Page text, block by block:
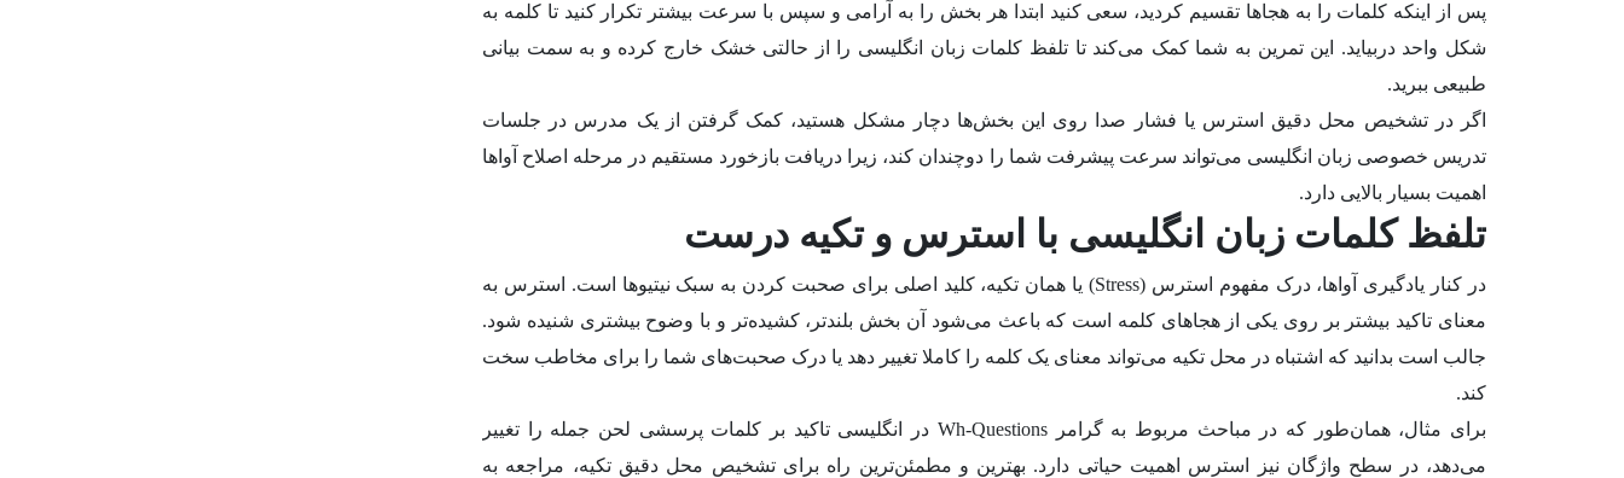
پس از اینکه کلمات را به هجاها تقسیم کردید، سعی کنید ابتدا هر بخش را به آرامی و سپس با سرعت بیشتر تکرار کنید تا کلمه به
شکل واحد دربیاید. این تمرین به شما کمک می‌کند تا تلفظ کلمات زبان انگلیسی را از حالتی خشک خارج کرده و به سمت بیانی
طبیعی ببرید.
اگر در تشخیص محل دقیق استرس یا فشار صدا روی این بخش‌ها دچار مشکل هستید، کمک گرفتن از یک مدرس در جلسات
تدریس خصوصی زبان انگلیسی می‌تواند سرعت پیشرفت شما را دوچندان کند، زیرا دریافت بازخورد مستقیم در مرحله اصلاح آواها
اهمیت بسیار بالایی دارد.
تلفظ کلمات زبان انگلیسی با استرس و تکیه درست
در کنار یادگیری آواها، درک مفهوم استرس (Stress) یا همان تکیه، کلید اصلی برای صحبت کردن به سبک نیتیوها است. استرس به
معنای تاکید بیشتر بر روی یکی از هجاهای کلمه است که باعث می‌شود آن بخش بلندتر، کشیده‌تر و با وضوح بیشتری شنیده شود.
جالب است بدانید که اشتباه در محل تکیه می‌تواند معنای یک کلمه را کاملا تغییر دهد یا درک صحبت‌های شما را برای مخاطب سخت
کند.
برای مثال، همان‌طور که در مباحث مربوط به گرامر Wh-Questions در انگلیسی تاکید بر کلمات پرسشی لحن جمله را تغییر
می‌دهد، در سطح واژگان نیز استرس اهمیت حیاتی دارد. بهترین و مطمئن‌ترین راه برای تشخیص محل دقیق تکیه، مراجعه به